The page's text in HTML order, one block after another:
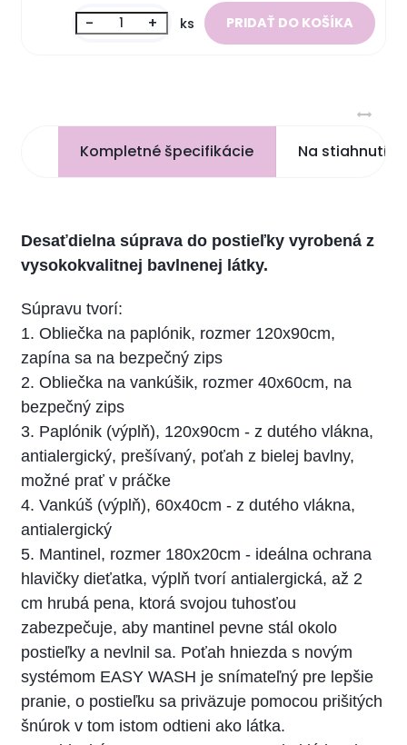
- + ks
Kompletné špecifikácie Na stiahnutie
Desaťdielna súprava do postieľky vyrobená z
vysokokvalitnej bavlnenej látky.
Súpravu tvorí:
1. Obliečka na paplónik, rozmer 120x90cm,
zapína sa na bezpečný zips
2. Obliečka na vankúšik, rozmer 40x60cm, na
bezpečný zips
3. Paplónik (výplň), 120x90cm - z dutého vlákna,
antialergický, prešívaný, poťah z bielej bavlny,
možné prať v práčke
4. Vankúš (výplň), 60x40cm - z dutého vlákna,
antialergický
5. Mantinel, rozmer 180x20cm - ideálna ochrana
hlavičky dieťatka, výplň tvorí antialergická, až 2
cm hrubá pena, ktorá svojou tuhosťou
zabezpečuje, aby mantinel pevne stál okolo
postieľky a nevlnil sa. Poťah hniezda s novým
systémom EASY WASH je snímateľný pre lepšie
pranie, o postieľku sa priväzuje pomocou prišitých
šnúrok v tom istom odtieni ako látka.